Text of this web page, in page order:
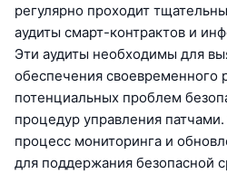
регулярно проходит
аудиты смарт-контрактов и
Эти аудиты необходимы для
обеспечения
потенциальных проблем
процедур управления
процесс мониторинга и
для поддержания безопасной